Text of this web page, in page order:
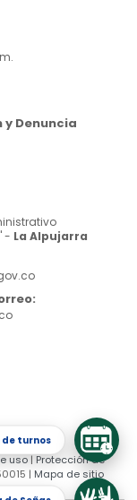
de turnos
Denuncia
- La Alpujarra
uso | Protección de
| Mapa de sitio